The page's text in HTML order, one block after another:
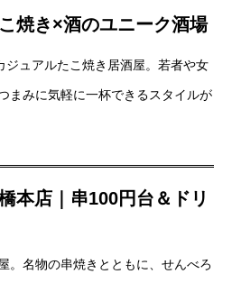
焼き×酒のユニーク酒場
ュアルたこ焼き居酒屋。若者や女
まみに気軽に一杯できるスタイルが
本店｜串100円台＆ドリ
。名物の串焼きとともに、せんべろ